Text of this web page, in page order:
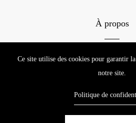
À propos
Contact
Ce site utilise des cookies pour garantir
notre site.
Politique de